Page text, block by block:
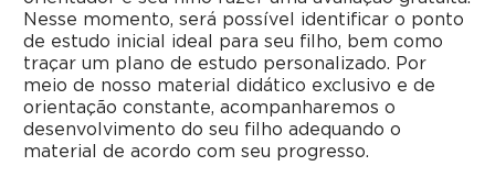
Nesse momento, será possível identificar o ponto
de estudo inicial ideal para seu filho, bem como
traçar um plano de estudo personalizado. Por
meio de nosso material didático exclusivo e de
orientação constante, acompanharemos o
desenvolvimento do seu filho adequando o
material de acordo com seu progresso.